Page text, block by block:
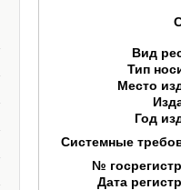
Вид
Тип
Место
Год
Системные
№
Дата